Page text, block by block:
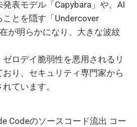
表モデル「Capybara」や、AI
とを隠す「Undercover
が明らかになり、大きな波紋
ロデイ脆弱性を悪用されるリ
り、セキュリティ専門家から
ています。
Codeのソースコード流出 コー